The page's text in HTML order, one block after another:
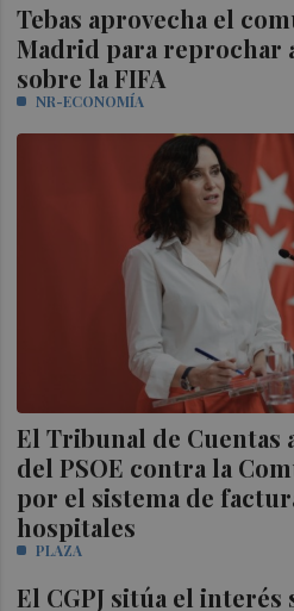
Tebas aprovecha el
Madrid para reprochar
sobre la FIFA
NR-ECONOMÍA
El Tribunal de Cuentas
del PSOE contra la
por el sistema de
hospitales
PLAZA
El CGPJ sitúa el